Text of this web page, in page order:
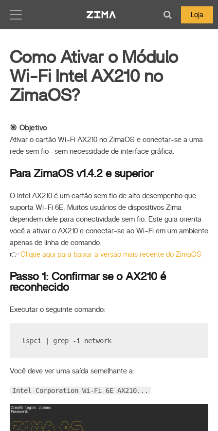
Loja
Como Ativar o Módulo
Wi-Fi Intel AX210 no
ZimaOS?
🎯 Objetivo
Ativar o cartão Wi-Fi AX210 no ZimaOS e conectar-se a uma
rede sem fio—sem necessidade de interface gráfica.
Para ZimaOS v1.4.2 e superior
O Intel AX210 é um cartão sem fio de alto desempenho que
suporta Wi-Fi 6E. Muitos usuários de dispositivos Zima
dependem dele para conectividade sem fio. Este guia orienta
você a ativar o AX210 e conectar-se ao Wi-Fi em um ambiente
apenas de linha de comando.
👉 Clique aqui para baixar a versão mais recente do ZimaOS
Passo 1: Confirmar se o AX210 é
reconhecido
Executar o seguinte comando:
lspci | grep -i network
Você deve ver uma saída semelhante a:
Intel Corporation Wi-Fi 6E AX210...